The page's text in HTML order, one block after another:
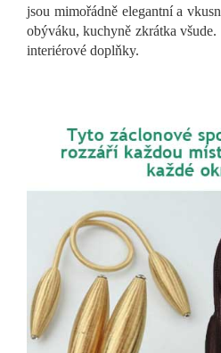
jsou mimořádně elegantní a
obýváku, kuchyně zkrátka
interiérové doplňky.